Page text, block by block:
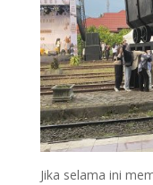
Jika selama ini